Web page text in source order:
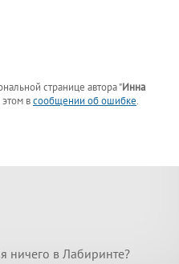
странице автора "Инна
всообщении об ошибке.
ничего в Лабиринте?